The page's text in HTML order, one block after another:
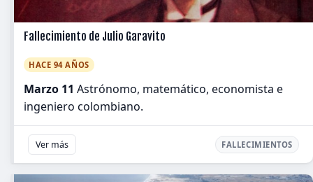
Fallecimiento de Julio Garavito
HACE 94 AÑOS
Marzo 11 Astrónomo, matemático, economista e
ingeniero colombiano.
Ver más FALLECIMIENTOS